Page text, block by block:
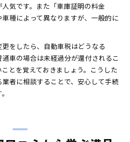
気です。また「車庫証明の料金
種によって異なりますが、一般的に
更をしたら、自動車税はどうなる
車の場合は未経過分が還付されるこ
とを覚えておきましょう。こうした
者に相談することで、安心して手続